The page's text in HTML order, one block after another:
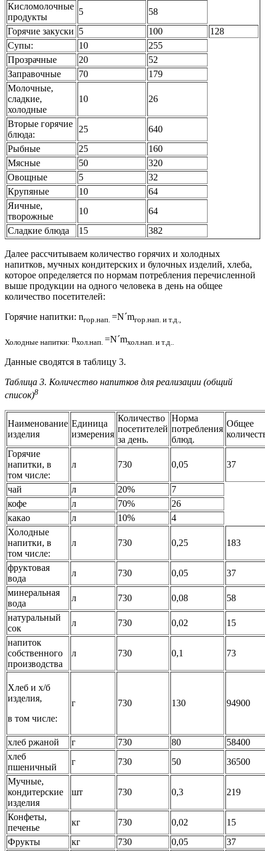
Кисломолочные
продукты
5
58
Горячие закуски 5 100
128
Супы:
10
255
Прозрачные
20
52
Заправочные
70
179
Молочные,
сладкие,
холодные
10 26
Вторые горячие
блюда:
25
640
Рыбные
25
160
Мясные
50
320
Овощные
5
32
Крупяные
10
64
Яичные,
творожные
10
64
Сладкие блюда
15 382
Далее рассчитываем количество горячих и холодных
напитков, мучных кондитерских и булочных изделий, хлеба,
которое определяется по нормам потребления перечисленной
выше продукции на одного человека в день на общее
количество посетителей:
Горячие напитки: nгор.нап. =N´mгор.нап. и т.д.,
Холодные напитки: nхол.нап. =N´mхол.нап. и т.д..
Данные сводятся в таблицу 3.
Таблица 3. Количество напитков для реализации (общий
список)8
Наименование
изделия
Единица
измерения
Количество
посетителей
за день.
Норма
потребления
блюд.
Общее
Горячие
напитки, в
том числе:
л 730 0,05 37
чай л 20%
7
кофе
л 70%
26
какао
л 10%
4
Холодные
напитки, в
том числе:
л 730 0,25 183
фруктовая
вода
л 730 0,05
37
минеральная
вода
л 730 0,08
58
натуральный
сок
л 730 0,02
15
напиток
собственного
производства
л 730 0,1 73
Хлеб и х/б
изделия,
в том числе:
г 730 130 94900
хлеб ржаной г 730 80
58400
хлеб
пшеничный
г 730 50
36500
Мучные,
кондитерские
изделия
шт 730 0,3 219
Конфеты,
печенье
кг 730 0,02
15
Фрукты
кг 730 0,05 37